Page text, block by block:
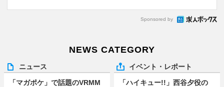
Sponsored by
NEWS CATEGORY
ニュース
「マガポケ」で話題のVRMM
イベント・レポート
「ハイキュー!!」西谷夕役の